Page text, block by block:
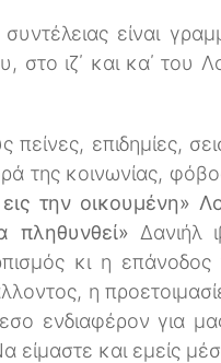
είναι
στο ιζ΄ και κα΄
πείνες, επιδημίες,
της κοινωνίας,
την οικουμένη»
Δανιήλ
κι η
η
ενδιαφέρον για
είμαστε και εμείς